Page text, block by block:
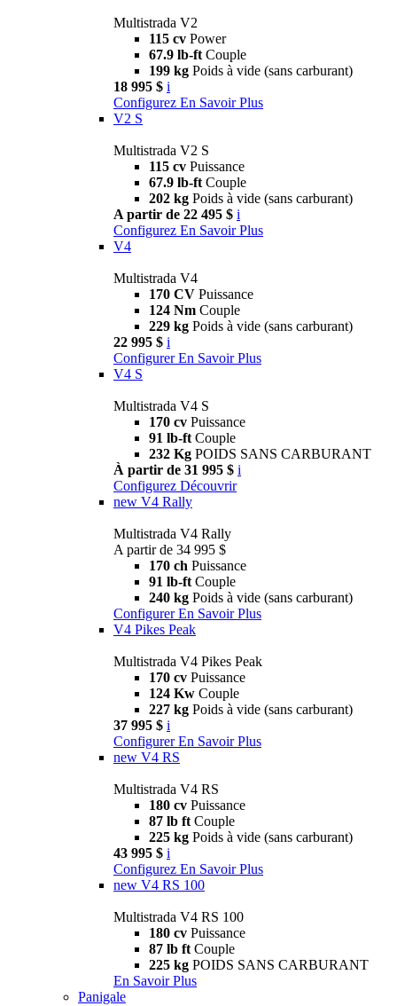
Multistrada V2
115 cv Power
67.9 lb-ft Couple
199 kg Poids à vide (sans carburant)
18 995 $ i
Configurez En Savoir Plus
V2 S
Multistrada V2 S
115 cv Puissance
67.9 lb-ft Couple
202 kg Poids à vide (sans carburant)
A partir de 22 495 $ i
Configurez En Savoir Plus
V4
Multistrada V4
170 CV Puissance
124 Nm Couple
229 kg Poids à vide (sans carburant)
22 995 $ i
Configurer En Savoir Plus
V4 S
Multistrada V4 S
170 cv Puissance
91 lb-ft Couple
232 Kg POIDS SANS CARBURANT
À partir de 31 995 $ i
Configurez Découvrir
new V4 Rally
Multistrada V4 Rally
A partir de 34 995 $
170 ch Puissance
91 lb-ft Couple
240 kg Poids à vide (sans carburant)
Configurer En Savoir Plus
V4 Pikes Peak
Multistrada V4 Pikes Peak
170 cv Puissance
124 Kw Couple
227 kg Poids à vide (sans carburant)
37 995 $ i
Configurer En Savoir Plus
new V4 RS
Multistrada V4 RS
180 cv Puissance
87 lb ft Couple
225 kg Poids à vide (sans carburant)
43 995 $ i
Configurez En Savoir Plus
new V4 RS 100
Multistrada V4 RS 100
180 cv Puissance
87 lb ft Couple
225 kg POIDS SANS CARBURANT
En Savoir Plus
Panigale